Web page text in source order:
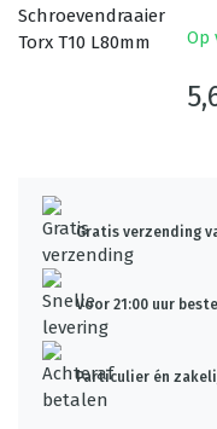
Op
Gratis verzending
Voor 21:00 uur
Particulier én